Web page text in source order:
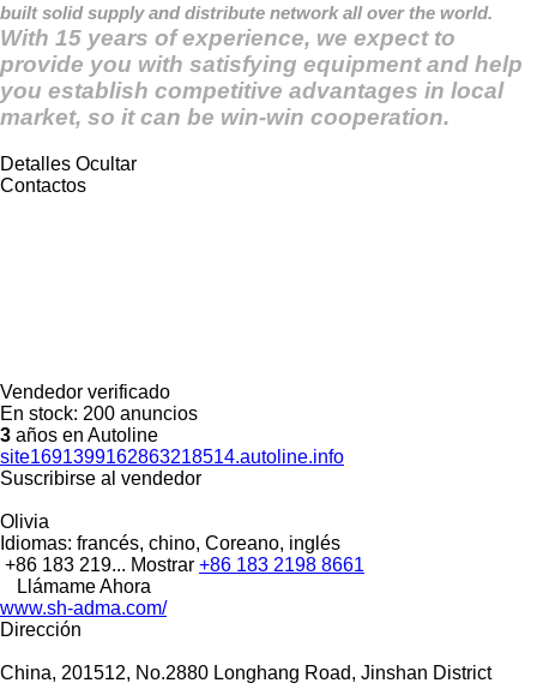
built solid supply and distribute network all over the world.
With 15 years of experience, we expect to
provide you with satisfying equipment and help
you establish competitive advantages in local
market, so it can be win-win cooperation.
Detalles Ocultar
Contactos
Vendedor verificado
En stock: 200 anuncios
3 años en Autoline
site1691399162863218514.autoline.info
Suscribirse al vendedor
Olivia
Idiomas: francés, chino, Coreano, inglés
+86 183 219... Mostrar +86 183 2198 8661
Llámame Ahora
www.sh-adma.com/
Dirección
China, 201512, No.2880 Longhang Road, Jinshan District